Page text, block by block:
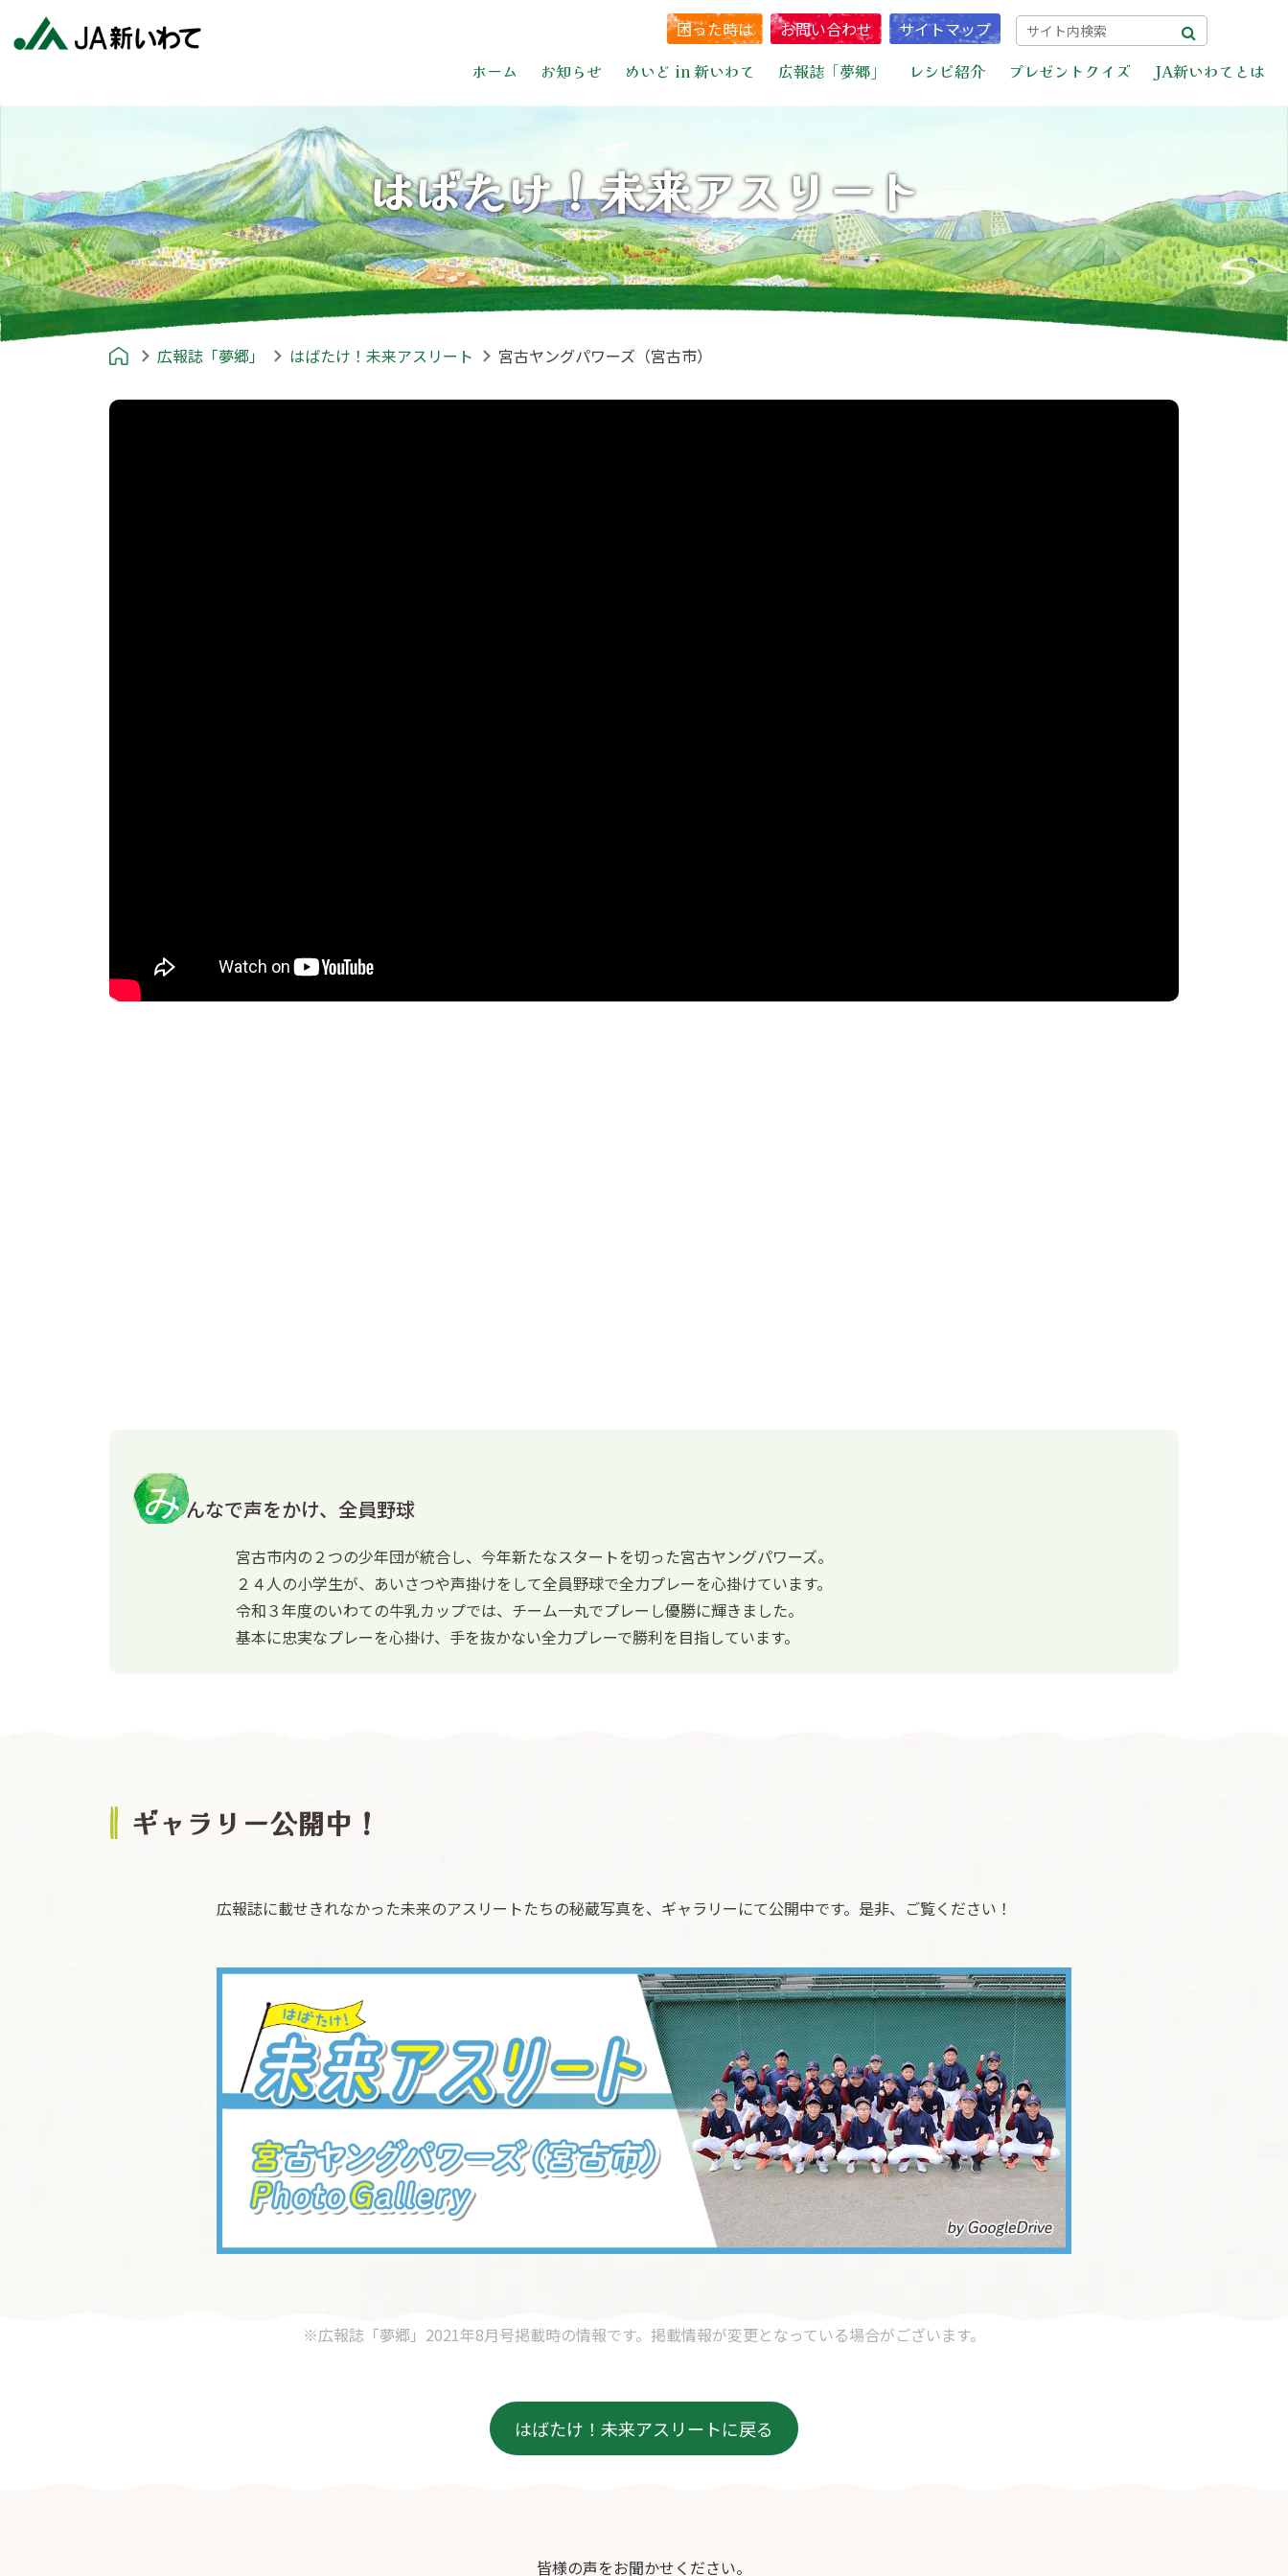
困った時は お問い合わせ
サイトマップ
ホーム
お知らせ めいど in 新いわて 広報誌「夢郷」 レシピ紹介 プレゼントクイズ JA新いわてとは
はばたけ！未来アスリート
広報誌「夢郷」 はばたけ！未来アスリート 宮古ヤングパワーズ（宮古市）
みんなで声をかけ、全員野球
宮古市内の２つの少年団が統合し、今年新たなスタートを切った宮古ヤングパワーズ。
２４人の小学生が、あいさつや声掛けをして全員野球で全力プレーを心掛けています。
令和３年度のいわての牛乳カップでは、チーム一丸でプレーし優勝に輝きました。
基本に忠実なプレーを心掛け、手を抜かない全力プレーで勝利を目指しています。
ギャラリー公開中！
広報誌に載せきれなかった未来のアスリートたちの秘蔵写真を、ギャラリーにて公開中です。是非、ご覧ください！
※広報誌「夢郷」2021年8月号掲載時の情報です。掲載情報が変更となっている場合がございます。
はばたけ！未来アスリートに戻る
皆様の声をお聞かせください。